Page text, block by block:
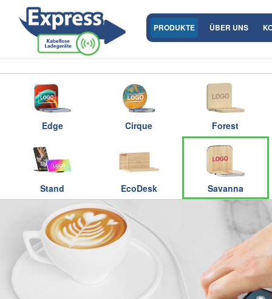
PRODUKTE ÜBER UNS
Edge Cirque Forest
Stand EcoDesk Savanna